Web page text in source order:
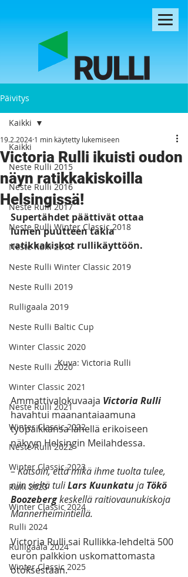
Päivitys
Kaikki
Neste Rulli 2015
Neste Rulli 2016
Neste Rulli 2017
Neste Rulli Winter Classic 2018
Neste Rulli 2018
Neste Rulli Winter Classic 2019
Neste Rulli 2019
Rulligaala 2019
Neste Rulli Baltic Cup
Winter Classic 2020
Neste Rulli 2020
Winter Classic 2021
Neste Rulli 2021
Winter Classic 2022
Neste Rulli 2022
Winter Classic 2023
Rulli 2023
Winter Classic 2024
Rulli 2024
Rulligaala 2024
Winter Classic 2025
Kaikki
Victoria Rulli ikuisti oudon
näyn ratikkakiskoilla
Helsingissä!
19.2.2024 1 min käytetty lukemiseen
Supertähdet päättivät ottaa
lumen puutteen takia
ratikkakiskot rullikäyttöön.
Kuva: Victoria Rulli
Ammattivalokuvaaja Victoria Rulli
havahtui maanantaiaamuna
työpaikkansa lähellä erikoiseen
näkyyn Helsingin Meilahdessa.
– Katsoin, että mikä ihme tuolta tulee,
niin sieltä tuli Lars Kuunkatu ja Tökö
Boozeberg keskellä raitiovaunukiskoja
Mannerheimintiellä.
Victoria Rulli sai Rullikka-lehdeltä 500
euron palkkion uskomattomasta
otoksestaan.